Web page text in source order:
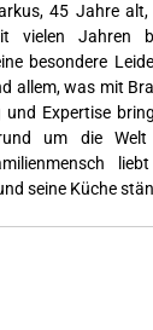
45 Jahre
vielen Jahren
besondere
allem, was mit
und Expertise
rund um die
seine Küche